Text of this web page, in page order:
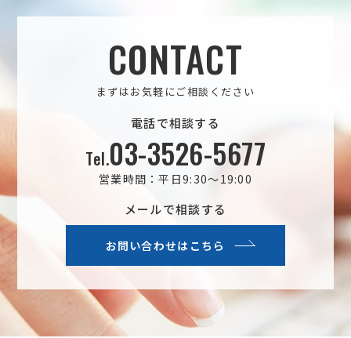
CONTACT
まずはお気軽にご相談ください
電話で相談する
Tel.03-3526-5677
営業時間：平日9:30～19:00
メールで相談する
お問い合わせはこちら